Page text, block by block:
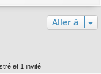
Aller à
et 1 invité